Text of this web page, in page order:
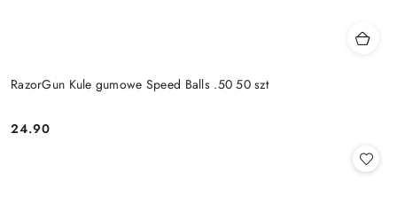
RazorGun Kule gumowe Speed Balls .50 50 szt
Cena:
24.90